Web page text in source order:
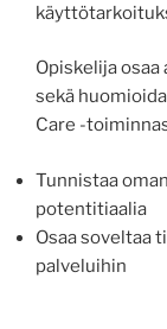
Opiskelija
sekä
Care -
Tunnistaa
potentitiaalia
Osaa soveltaa
palveluihin